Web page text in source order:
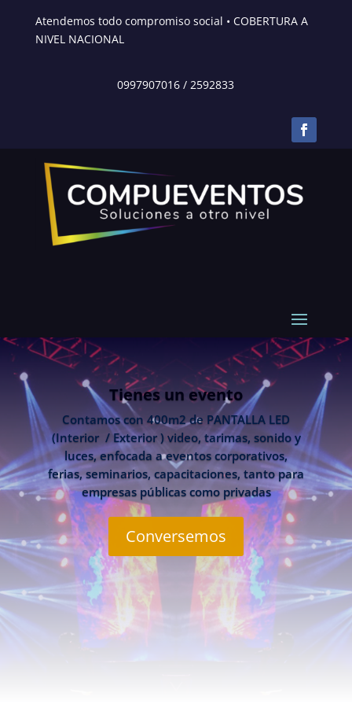
Atendemos todo compromiso social • COBERTURA A
NIVEL NACIONAL
0997907016 /2592833
Tienes un evento
Contamos con 400m2 de PANTALLA LED
(Interior / Exterior ) video, tarimas, sonido y
luces, enfocada a eventos corporativos,
ferias, seminarios, capacitaciones, tanto para
empresas públicas como privadas
Conversemos